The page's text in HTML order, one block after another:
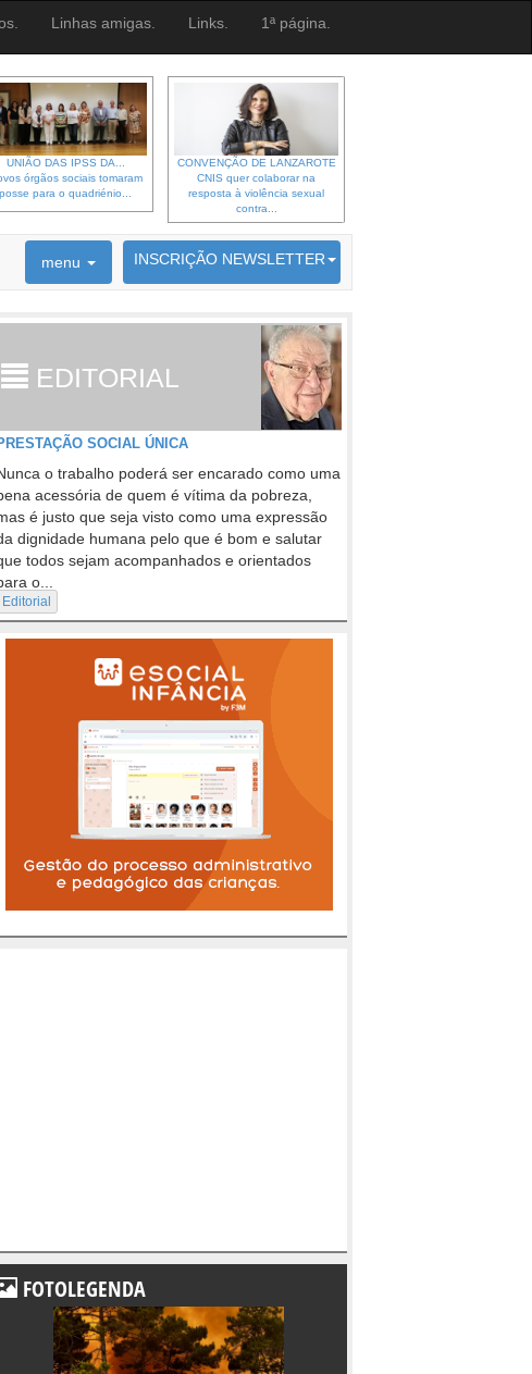
Linhas amigas. Links. 1ª página.
UNIÃO DAS IPSS DA...
órgãos sociais tomaram
posse para o quadriénio...
CONVENÇÃO DE LANZAROTE
CNIS quer colaborar na
resposta à violência sexual
contra...
menu INSCRIÇÃO NEWSLETTER
6692 membros inscritos
EDITORIAL
SOCIAL ÚNICA
o trabalho poderá ser encarado como uma
acessória de quem é vítima da pobreza,
é justo que seja visto como uma expressão
dignidade humana pelo que é bom e salutar
todos sejam acompanhados e orientados
o...
Editorial
FOTOLEGENDA